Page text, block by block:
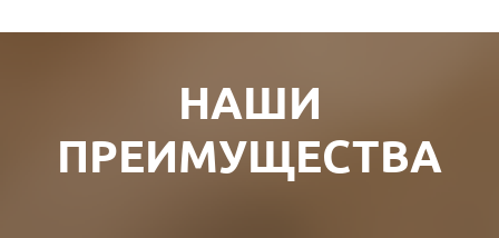
НАШИ
ПРЕИМУЩЕСТВА